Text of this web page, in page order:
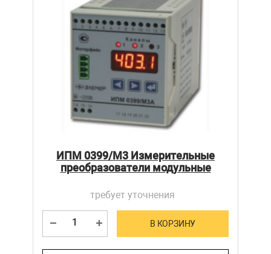
ИПМ 0399/М3 Измерительные
преобразователи модульные
требует уточнения
В КОРЗИНУ